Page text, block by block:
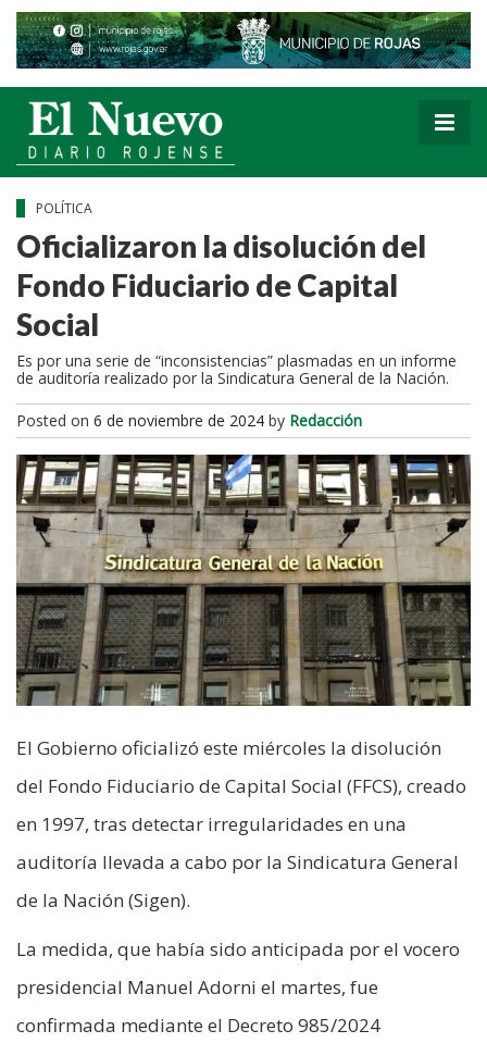
POLÍTICA
Oficializaron la disolución del
Fondo Fiduciario de Capital
Social
Es por una serie de “inconsistencias” plasmadas en un informe
de auditoría realizado por la Sindicatura General de la Nación.
Posted on 6 de noviembre de 2024 by Redacción
El Gobierno oficializó este miércoles la disolución
del Fondo Fiduciario de Capital Social (FFCS), creado
en 1997, tras detectar irregularidades en una
auditoría llevada a cabo por la Sindicatura General
de la Nación (Sigen).
La medida, que había sido anticipada por el vocero
presidencial Manuel Adorni el martes, fue
confirmada mediante el Decreto 985/2024